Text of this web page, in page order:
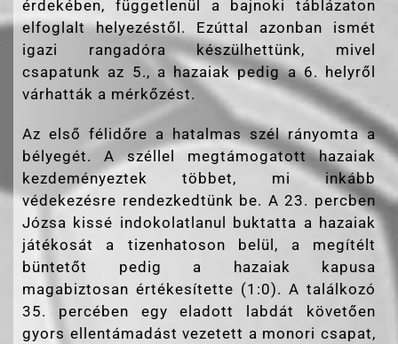
érdekében, függetlenül a bajnoki táblázaton
elfoglalt helyezéstől. Ezúttal azonban ismét
igazi rangadóra készülhettünk, mivel
csapatunk az 5., a hazaiak pedig a 6. helyről
várhatták a mérkőzést.
Az első félidőre a hatalmas szél rányomta a
bélyegét. A széllel megtámogatott hazaiak
kezdeményeztek többet, mi inkább
védekezésre rendezkedtünk be. A 23. percben
Józsa kissé indokolatlanul buktatta a hazaiak
játékosát a tizenhatoson belül, a megítélt
büntetőt pedig a hazaiak kapusa
magabiztosan értékesítette (1:0). A találkozó
35. percében egy eladott labdát követően
gyors ellentámadást vezetett a monori csapat,